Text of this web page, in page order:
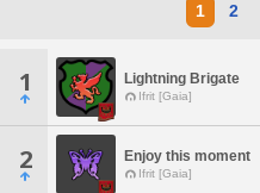
1 2
1 Lightning Brigate
Ifrit [Gaia]
2 Enjoy this moment
Ifrit [Gaia]